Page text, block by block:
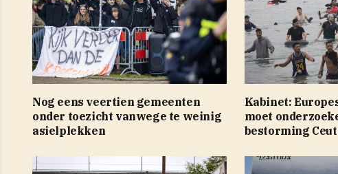
Nog eens veertien gemeenten
onder toezicht vanwege te weinig
asielplekken
Kabinet:
moet
bestorming